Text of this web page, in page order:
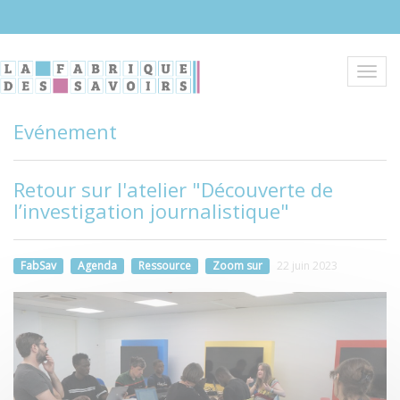
principal
Evénement
Retour sur l'atelier "Découverte de
l’investigation journalistique"
FabSav Agenda Ressource Zoom sur 22 juin 2023